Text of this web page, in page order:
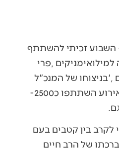
ונסיים‭ ‬בסיפור‭ ‬מעודד‭ – ‬השבוע‭ ‬זכיתי‭ ‬להשתתף‭
‬יוזמה‭ ‬של‭ ‬ארגון‭ ‬‮'‬נפגשים‮'‬‭, ‬בניצוחו‭ ‬של‭ ‬המנכ"ל‭
‬המסור‭, ‬דוד‭ ‬סולומון‭. ‬באירוע‭ ‬השתתפו‭ ‬כ‭-‬2500‭